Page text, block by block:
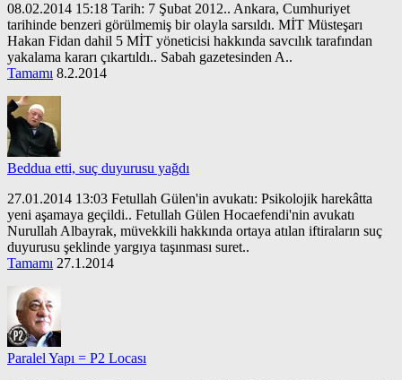
08.02.2014 15:18 Tarih: 7 Şubat 2012.. Ankara, Cumhuriyet
tarihinde benzeri görülmemiş bir olayla sarsıldı. MİT Müsteşarı
Hakan Fidan dahil 5 MİT yöneticisi hakkında savcılık tarafından
yakalama kararı çıkartıldı.. Sabah gazetesinden A..
Tamamı 8.2.2014
Beddua etti, suç duyurusu yağdı
27.01.2014 13:03 Fetullah Gülen'in avukatı: Psikolojik harekâtta
yeni aşamaya geçildi.. Fetullah Gülen Hocaefendi'nin avukatı
Nurullah Albayrak, müvekkili hakkında ortaya atılan iftiraların suç
duyurusu şeklinde yargıya taşınması suret..
Tamamı 27.1.2014
Paralel Yapı = P2 Locası